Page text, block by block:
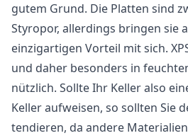
gutem Grund. Die Platten sind
Styropor, allerdings bringen sie
einzigartigen Vorteil mit sich.
und daher besonders in
nützlich. Sollte Ihr Keller also
Keller aufweisen, so sollten Sie
tendieren, da andere